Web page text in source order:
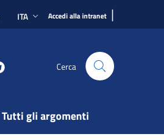
ITA Accedi alla intranet |
Cerca
Tutti gli argomenti